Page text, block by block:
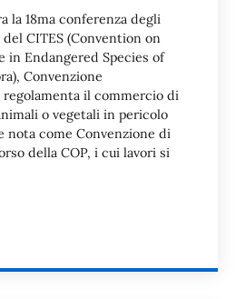
la 18ma conferenza degli
del CITES (Convention on
in Endangered Species of
Convenzione
il commercio di
o vegetali in pericolo
nota come Convenzione di
della COP, i cui lavori si